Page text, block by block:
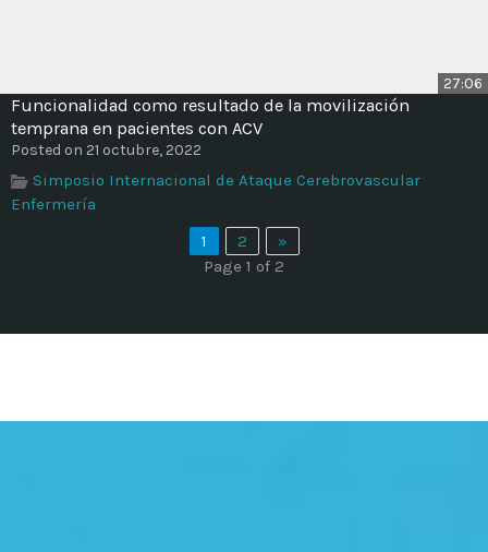
27:06
Funcionalidad como resultado de la movilización
temprana en pacientes con ACV
Posted on 21 octubre, 2022
Simposio Internacional de Ataque Cerebrovascular
Enfermería
1
2
»
Page 1 of 2